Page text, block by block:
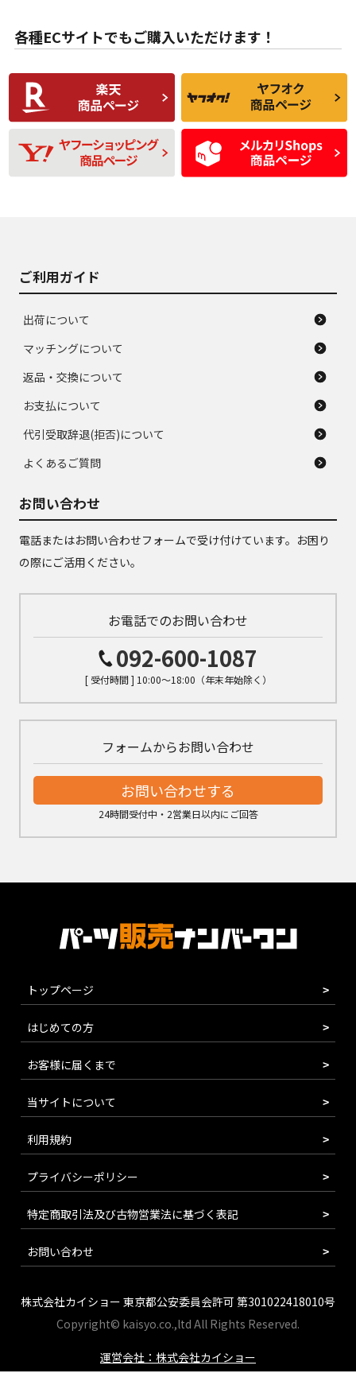
な中古品
んどない中古品
C
使用感や傷があり、
比較的きれいな中古
品
C
偏磨耗・劣化は感じ
られるが、使用に問
題のない中古品
D
使用感や目立つ傷が
あり、一般的な中古
品
D
残り溝も少なく、偏
磨耗がみられ、短期
間使用できるくらい
の中古品
各種ECサイトでもご購入いただけます！
ご利用ガイド
出荷について
マッチングについて
返品・交換について
お支払について
代引受取辞退(拒否)について
よくあるご質問
お問い合わせ
電話またはお問い合わせフォームで受け付けています。お困り
の際にご活用ください。
お電話でのお問い合わせ
092-600-1087
[ 受付時間 ] 10:00～18:00（年末年始除く）
フォームからお問い合わせ
お問い合わせする
24時間受付中・2営業日以内にご回答
トップページ
はじめての方
お客様に届くまで
当サイトについて
利用規約
プライバシーポリシー
特定商取引法及び古物営業法に基づく表記
お問い合わせ
株式会社カイショー 東京都公安委員会許可 第301022418010号
Copyright© kaisyo.co.,ltd All Rights Reserved.
運営会社：株式会社カイショー